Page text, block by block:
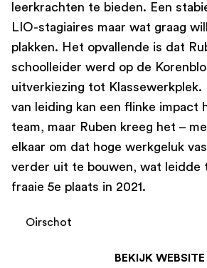
leerkrachten te bieden. Een
LIO-stagiaires maar wat graag
plakken. Het opvallende is dat
schoolleider werd op de
uitverkiezing tot Klassewerkplek.
van leiding kan een flinke impact
team, maar Ruben kreeg het –
elkaar om dat hoge werkgeluk
verder uit te bouwen, wat leidde
fraaie 5e plaats in 2021.
Oirschot
BEKIJK WEBSITE